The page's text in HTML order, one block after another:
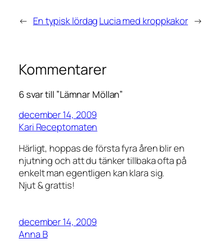
← En typisk lördagLucia med kroppkakor →
Kommentarer
6 svar till ”Lämnar Möllan”
december 14, 2009
Kari Receptomaten
Härligt, hoppas de första fyra åren blir en
njutning och att du tänker tillbaka ofta på
enkelt man egentligen kan klara sig.
Njut & grattis!
december 14, 2009
Anna B